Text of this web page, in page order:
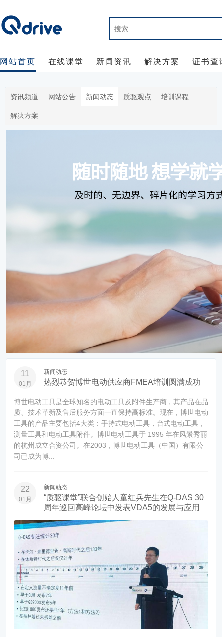
网站首页 在线课堂 新闻资讯 解决方案 证书查
资讯频道 网站公告 新闻动态 质驱观点 培训课程
解决方案
11
01月
新闻动态
热烈恭贺博世电动供应商FMEA培训圆满成功
博世电动工具是全球知名的电动工具及附件生产商，其产品在品
质、技术革新及售后服务方面一直保持高标准。现在，博世电动
工具的产品主要包括4大类：手持式电动工具，台式电动工具，
测量工具和电动工具附件。博世电动工具于 1995 年在风景秀丽
的杭州成立合资公司。在2003，博世电动工具（中国）有限公
司已成为博...
22
01月
新闻动态
“质驱课堂”联合创始人童红兵先生在Q-DAS 30
周年巡回高峰论坛中发表VDA5的发展与应用